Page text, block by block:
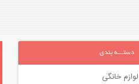
دستـــه بندی
لوازم خانگی